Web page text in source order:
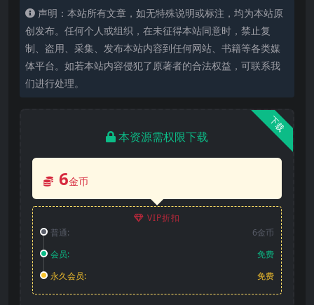
声明：本站所有文章，如无特殊说明或标注，均为本站原
创发布。任何个人或组织，在未征得本站同意时，禁止复
制、盗用、采集、发布本站内容到任何网站、书籍等各类媒
体平台。如若本站内容侵犯了原著者的合法权益，可联系我
们进行处理。
下载
本资源需权限下载
6金币
VIP折扣
普通:
6金币
会员:
免费
永久会员:
免费